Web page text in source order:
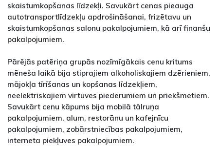
skaistumkopšanas līdzekļi. Savukārt cenas pieauga
autotransportlīdzekļu apdrošināšanai, frizētavu un
skaistumkopšanas salonu pakalpojumiem, kā arī finanšu
pakalpojumiem.
Pārējās patēriņa grupās nozīmīgākais cenu kritums
mēneša laikā bija stiprajiem alkoholiskajiem dzērieniem,
mājokļa tīrīšanas un kopšanas līdzekļiem,
neelektriskajiem virtuves piederumiem un priekšmetiem.
Savukārt cenu kāpums bija mobilā tālruņa
pakalpojumiem, alum, restorānu un kafejnīcu
pakalpojumiem, zobārstniecības pakalpojumiem,
interneta piekļuves pakalpojumiem.